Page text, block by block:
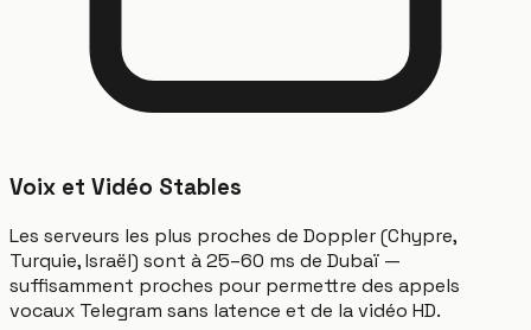
Voix et Vidéo Stables
Les serveurs les plus proches de Doppler (Chypre,
Turquie, Israël) sont à 25–60 ms de Dubaï —
suffisamment proches pour permettre des appels
vocaux Telegram sans latence et de la vidéo HD.